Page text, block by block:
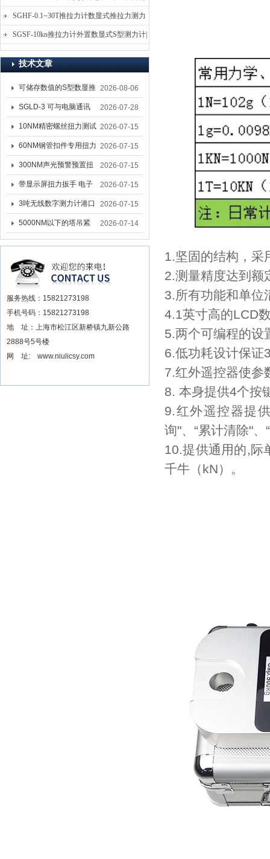
电子式压力测力计
SGHF-0.1~30T推拉力计数显式推拉力测力
计-数字拉压力双向测力仪
SGSF-10kn推拉力计外置数显式S型测力计|
手持连线式拉压力计
技术文章
可储存数值的S型数显推
拉力计 SGSF-100外置
式测力计
2026-08-06
SGLD-3 可与电脑通讯
的无线测力计 0.03-3T化
工行业用遥控式推拉力
计
2026-07-28
10NM精密螺丝扭力测试
专用扭矩扳手,产线质检
螺丝扭力专用扳手厂家
2026-07-15
60NM钢管扣件专用扭力
扳手 脚手架扭力检测扳
手 工地扣件扭矩扳手品
牌
2026-07-15
300NM声光预警预置扭
力扳手 工业紧固专用数
显扭力工具厂家
2026-07-15
带显示屏扭力扳手 电子
数显扭力扳手 20NM精
准可调力矩扳手品牌
2026-07-15
3吨无线数字测力计港口
吊装专用
2026-07-15
5000NM以下的塔吊紧
固大扭力电动扳手 塔机
安装电动扳手厂家
2026-07-14
服务热线：15821273198
手机号码：15821273198
地 址：上海市松江区新桥镇九新公路
2888号5号楼
网 址: www.niulicsy.com
1.坚固的结构，采
2.测量精度达到额
3.所有功能和单位
4.1英寸高的LCD
5.两个可编程的设
6.低功耗设计保证
7.红外遥控器使参
8. 本身提供4个按
9.红外遥控器提
询"、 “累计清除"、 “
10.提供通用的,际
千牛（kN）。